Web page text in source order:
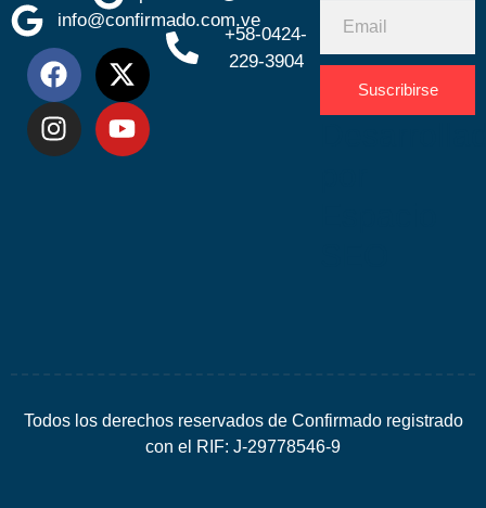
info@confirmado.com.ve
+58-0424-
229-3904
Suscribirse
Todos los derechos reservados de Confirmado registrado
con el RIF: J-29778546-9